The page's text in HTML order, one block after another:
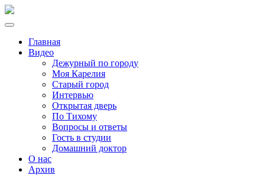
Главная
Видео
Дежурный по городу
Моя Карелия
Старый город
Интервью
Открытая дверь
По Тихому
Вопросы и ответы
Гость в студии
Домашний доктор
О нас
Архив